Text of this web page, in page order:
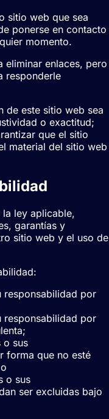
sitio web que sea
ponerse en contacto
momento.
eliminar enlaces, pero
responderle
de este sitio web sea
o exactitud;
que el sitio
material del sitio web
ley aplicable,
garantías y
sitio web y el uso de
responsabilidad por
responsabilidad por
o sus
forma que no esté
o sus
ser excluidas bajo